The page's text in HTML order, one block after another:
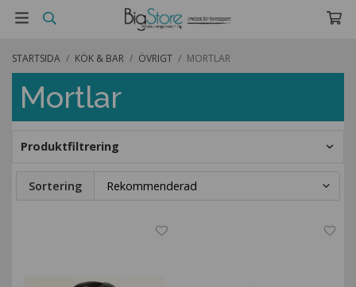
STARTSIDA / KÖK & BAR / ÖVRIGT / MORTLAR
Mortlar
Produktfiltrering
Sortering